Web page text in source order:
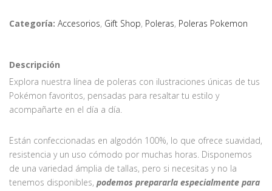
Categoría: Accesorios, Gift Shop, Poleras, Poleras Pokemon
Descripción
Explora nuestra línea de poleras con ilustraciones únicas de tus
Pokémon favoritos, pensadas para resaltar tu estilo y
acompañarte en el día a día.
Están confeccionadas en algodón 100%, lo que ofrece suavidad,
resistencia y un uso cómodo por muchas horas. Disponemos
de una variedad ámplia de tallas, pero si necesitas y no la
tenemos disponibles, podemos prepararla especialmente para